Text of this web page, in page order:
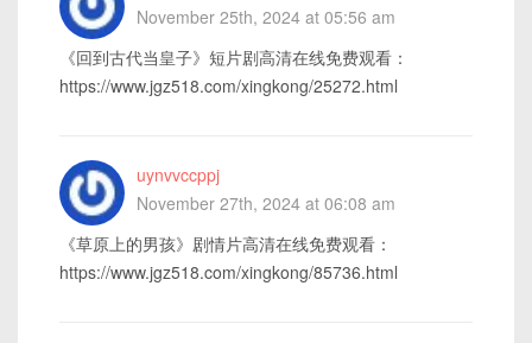
November 25th, 2024 at 05:56 am
《回到古代当皇子》短片剧高清在线免费观看：
https://www.jgz518.com/xingkong/25272.html
uynvvccppj
November 27th, 2024 at 06:08 am
《草原上的男孩》剧情片高清在线免费观看：
https://www.jgz518.com/xingkong/85736.html